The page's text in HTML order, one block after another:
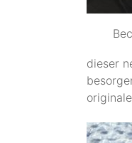
dieser